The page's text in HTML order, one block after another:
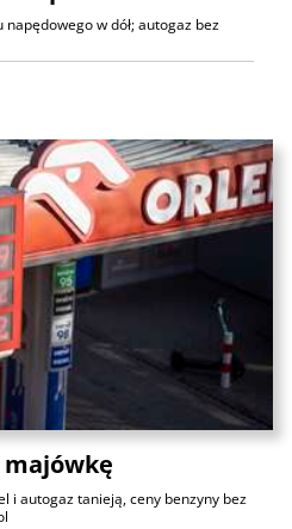
w dół; autogaz bez
majówkę
i autogaz tanieją, ceny benzyny bez